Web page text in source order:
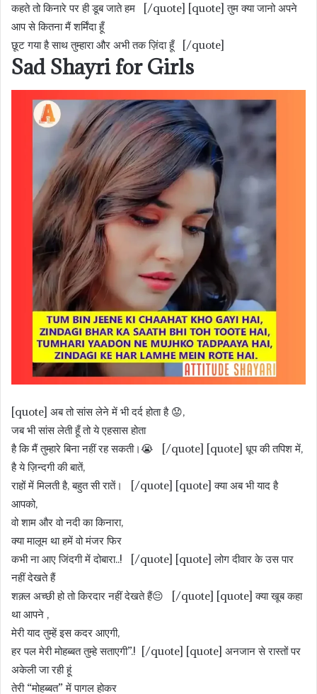
कहते तो किनारे पर ही डूब जाते हम [/quote] [quote] तुम क्या जानो अपने
आप से कितना मैं शर्मिंदा हूँ
छूट गया है साथ तुम्हारा और अभी तक ज़िंदा हूँ [/quote]
Sad Shayri for Girls
[quote] अब तो सांस लेने में भी दर्द होता है 😟,
जब भी सांस लेती हूँ तो ये एहसास होता
है कि मैं तुम्हारे बिना नहीं रह सकती।😭 [/quote] [quote] धूप की तपिश में,
है ये ज़िन्दगी की बातें,
राहों में मिलती है, बहुत सी रातें। [/quote] [quote] क्या अब भी याद है
आपको,
वो शाम और वो नदी का किनारा,
क्या मालूम था हमें वो मंजर फिर
कभी ना आए जिंदगी में दोबारा..! [/quote] [quote] लोग दीवार के उस पार
नहीं देखते हैं
शक़्ल अच्छी हो तो किरदार नहीं देखते हैं😔 [/quote] [quote] क्या खूब कहा
था आपने ,
मेरी याद तुम्हें इस कदर आएगी,
हर पल मेरी मोहब्बत तुम्हे सताएगी”.! [/quote] [quote] अनजान से रास्तों पर
अकेली जा रही हूं
तेरी “मोहब्बत” में पागल होकर